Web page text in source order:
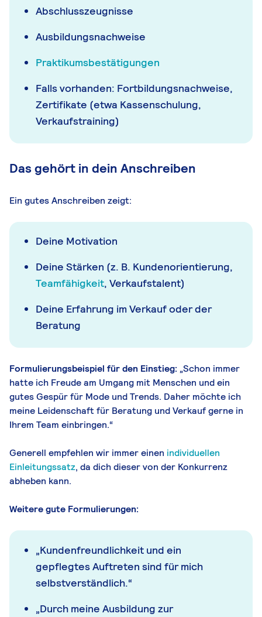
Abschlusszeugnisse
Ausbildungsnachweise
Praktikumsbestätigungen
Falls vorhanden: Fortbildungsnachweise,
Zertifikate (etwa Kassenschulung,
Verkaufstraining)
Das gehört in dein Anschreiben
Ein gutes Anschreiben zeigt:
Deine Motivation
Deine Stärken (z. B. Kundenorientierung,
Teamfähigkeit, Verkaufstalent)
Deine Erfahrung im Verkauf oder der
Beratung
Formulierungsbeispiel für den Einstieg: „Schon immer
hatte ich Freude am Umgang mit Menschen und ein
gutes Gespür für Mode und Trends. Daher möchte ich
meine Leidenschaft für Beratung und Verkauf gerne in
Ihrem Team einbringen.“
Generell empfehlen wir immer einen individuellen
Einleitungssatz, da dich dieser von der Konkurrenz
abheben kann.
Weitere gute Formulierungen:
„Kundenfreundlichkeit und ein
gepflegtes Auftreten sind für mich
selbstverständlich.“
„Durch meine Ausbildung zur